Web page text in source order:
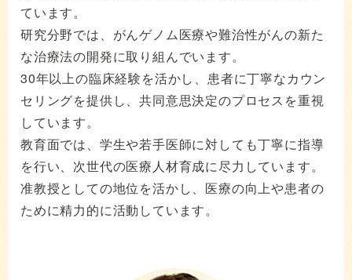
ています。
研究分野では、がんゲノム医療や難治性がんの新た
な治療法の開発に取り組んでいます。
30年以上の臨床経験を活かし、患者に丁寧なカウン
セリングを提供し、共同意思決定のプロセスを重視
しています。
教育面では、学生や若手医師に対しても丁寧に指導
を行い、次世代の医療人材育成に尽力しています。
准教授としての地位を活かし、医療の向上や患者の
ために精力的に活動しています。